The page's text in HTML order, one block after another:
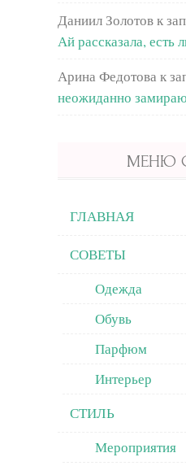
Даниил Золотовк
Ай рассказала, есть
Арина Федотова к
неожиданно
МЕНЮ
ГЛАВНАЯ
СОВЕТЫ
Одежда
Обувь
Парфюм
Интерьер
СТИЛЬ
Мероприятия